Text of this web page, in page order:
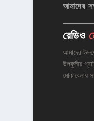
আমাদের
রেডিও
আমাদের
উপকুলীয়
মোকাবেলায়